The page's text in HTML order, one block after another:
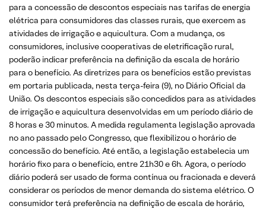
para a concessão de descontos especiais nas tarifas de energia
elétrica para consumidores das classes rurais, que exercem as
atividades de irrigação e aquicultura. Com a mudança, os
consumidores, inclusive cooperativas de eletrificação rural,
poderão indicar preferência na definição da escala de horário
para o benefício. As diretrizes para os benefícios estão previstas
em portaria publicada, nesta terça-feira (9), no Diário Oficial da
União. Os descontos especiais são concedidos para as atividades
de irrigação e aquicultura desenvolvidas em um período diário de
8 horas e 30 minutos. A medida regulamenta legislação aprovada
no ano passado pelo Congresso, que flexibilizou o horário de
concessão do benefício. Até então, a legislação estabelecia um
horário fixo para o benefício, entre 21h30 e 6h. Agora, o período
diário poderá ser usado de forma contínua ou fracionada e deverá
considerar os períodos de menor demanda do sistema elétrico. O
consumidor terá preferência na definição de escala de horário,